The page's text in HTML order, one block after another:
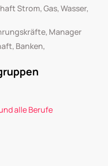
Strom, Gas, Wasser,
Manager
Banken,
alle Berufe